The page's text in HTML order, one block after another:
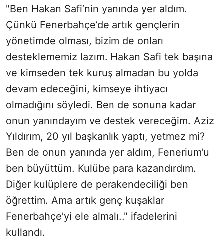
"Ben Hakan Safi’nin yanında yer aldım.
Çünkü Fenerbahçe’de artık gençlerin
yönetimde olması, bizim de onları
desteklememiz lazım. Hakan Safi tek başına
ve kimseden tek kuruş almadan bu yolda
devam edeceğini, kimseye ihtiyacı
olmadığını söyledi. Ben de sonuna kadar
onun yanındayım ve destek vereceğim. Aziz
Yıldırım, 20 yıl başkanlık yaptı, yetmez mi?
Ben de onun yanında yer aldım, Fenerium’u
ben büyüttüm. Kulübe para kazandırdım.
Diğer kulüplere de perakendeciliği ben
öğrettim. Ama artık genç kuşaklar
Fenerbahçe’yi ele almalı.." ifadelerini
kullandı.